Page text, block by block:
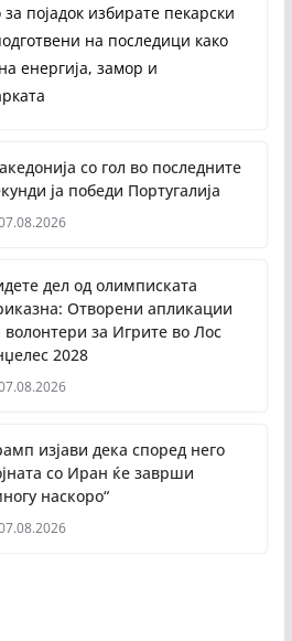
појадок избирате пекарски
на последици како
енергија, замор и
со гол во последните
ја победи Португалија
дел од олимписката
Отворени апликации
волонтери за Игрите во Лос
2028
изјави дека според него
со Иран ќе заврши
наскоро“